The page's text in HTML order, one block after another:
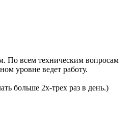
По всем техническим вопросам
уровне ведет работу.
больше 2х-трех раз в день.)